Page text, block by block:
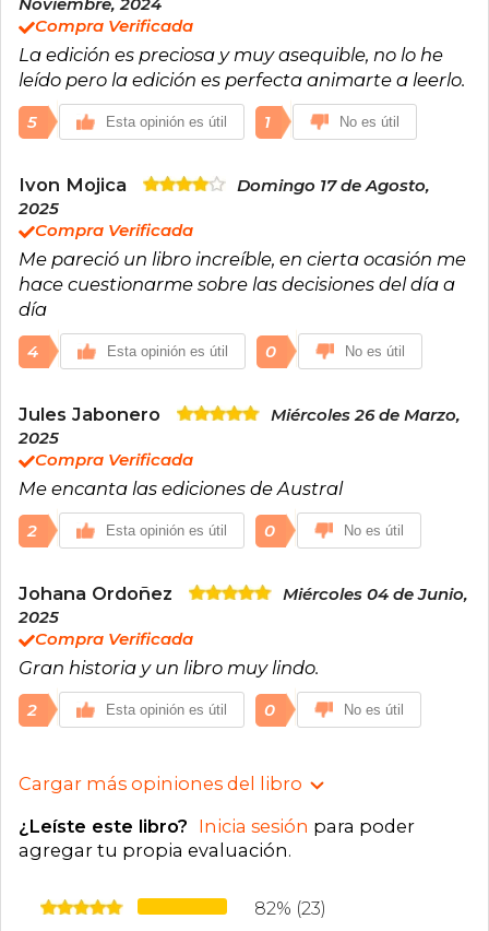
Noviembre, 2024
Compra Verificada
La edición es preciosa y muy asequible, no lo he
leído pero la edición es perfecta animarte a leerlo.
5 Esta opinión es útil 1 No es útil
Ivon Mojica
Domingo 17 de Agosto,
2025
Compra Verificada
Me pareció un libro increíble, en cierta ocasión me
hace cuestionarme sobre las decisiones del día a
día
4 Esta opinión es útil 0 No es útil
Jules Jabonero
Miércoles 26 de Marzo,
2025
Compra Verificada
Me encanta las ediciones de Austral
2 Esta opinión es útil 0 No es útil
Johana Ordoñez
Miércoles 04 de Junio,
2025
Compra Verificada
Gran historia y un libro muy lindo.
2 Esta opinión es útil 0 No es útil
Cargar más opiniones del libro
¿Leíste este libro? Inicia sesión para poder
agregar tu propia evaluación.
82% (23)